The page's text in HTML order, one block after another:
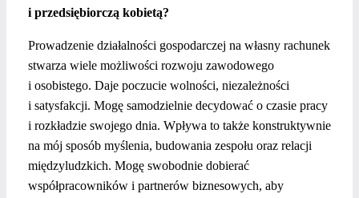
i przedsiębiorczą kobietą?
Prowadzenie działalności gospodarczej na własny rachunek
stwarza wiele możliwości rozwoju zawodowego
i osobistego. Daje poczucie wolności, niezależności
i satysfakcji. Mogę samodzielnie decydować o czasie pracy
i rozkładzie swojego dnia. Wpływa to także konstruktywnie
na mój sposób myślenia, budowania zespołu oraz relacji
międzyludzkich. Mogę swobodnie dobierać
współpracowników i partnerów biznesowych, aby